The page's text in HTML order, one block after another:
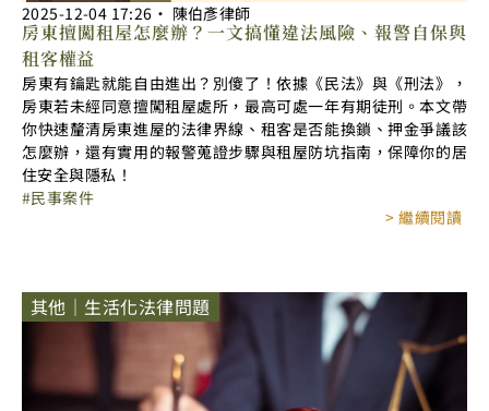
2025-12-04 17:26 ‧ 陳伯彥律師
房東擅闖租屋怎麼辦？一文搞懂違法風險、報警自保與
租客權益
房東有鑰匙就能自由進出？別傻了！依據《民法》與《刑法》，
房東若未經同意擅闖租屋處所，最高可處一年有期徒刑。本文帶
你快速釐清房東進屋的法律界線、租客是否能換鎖、押金爭議該
怎麼辦，還有實用的報警蒐證步驟與租屋防坑指南，保障你的居
住安全與隱私！
民事案件
> 繼續閱讀
其他｜生活化法律問題